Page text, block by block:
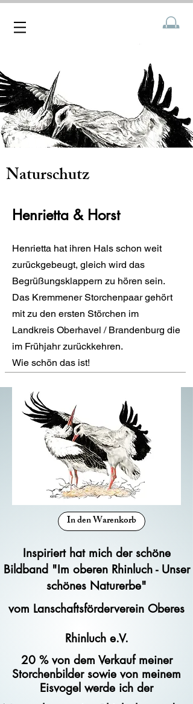
Naturschutz
Henrietta & Horst
Henrietta hat ihren Hals schon weit
zurückgebeugt, gleich wird das
Begrüßungsklappern zu hören sein.
Das Kremmener Storchenpaar gehört
mit zu den ersten Störchen im
Landkreis Oberhavel / Brandenburg die
im Frühjahr zurückkehren.
Wie schön das ist!
In den Warenkorb
Inspiriert hat mich der schöne
Bildband "Im oberen Rhinluch - Unser
schönes Naturerbe"
vom Lanschaftsförderverein Oberes
Rhinluch e.V.
20 % vondem Verkauf meiner
Storchenbilder sowie von meinem
Eisvogel werde ich der